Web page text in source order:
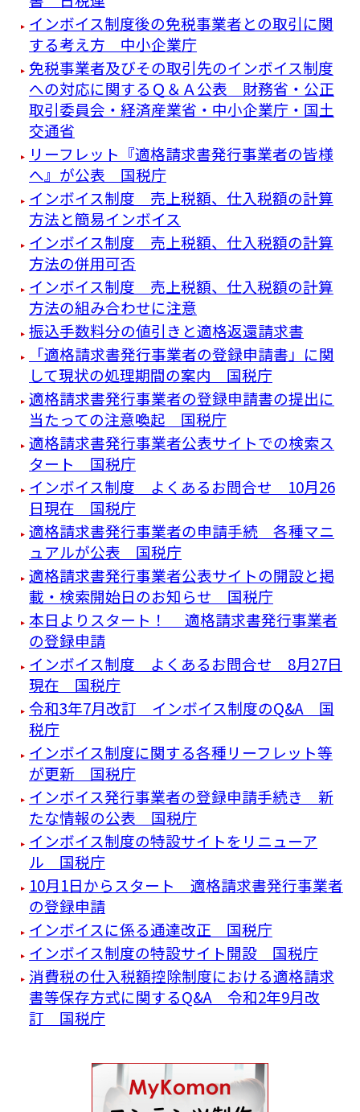
インボイス制度後の免税事業者との取引に関
する考え方 中小企業庁
免税事業者及びその取引先のインボイス制度
への対応に関するＱ＆Ａ公表 財務省・公正
取引委員会・経済産業省・中小企業庁・国土
交通省
リーフレット『適格請求書発⾏事業者の皆様
へ』が公表 国税庁
インボイス制度 売上税額、仕入税額の計算
方法と簡易インボイス
インボイス制度 売上税額、仕入税額の計算
方法の併用可否
インボイス制度 売上税額、仕入税額の計算
方法の組み合わせに注意
振込手数料分の値引きと適格返還請求書
「適格請求書発行事業者の登録申請書」に関
して現状の処理期間の案内 国税庁
適格請求書発行事業者の登録申請書の提出に
当たっての注意喚起 国税庁
適格請求書発行事業者公表サイトでの検索ス
タート 国税庁
インボイス制度 よくあるお問合せ 10月26
日現在 国税庁
適格請求書発行事業者の申請手続 各種マニ
ュアルが公表 国税庁
適格請求書発行事業者公表サイトの開設と掲
載・検索開始日のお知らせ 国税庁
本日よりスタート！ 適格請求書発行事業者
の登録申請
インボイス制度 よくあるお問合せ 8月27日
現在 国税庁
令和3年7月改訂 インボイス制度のQ&A 国
税庁
インボイス制度に関する各種リーフレット等
が更新 国税庁
インボイス発行事業者の登録申請手続き 新
たな情報の公表 国税庁
インボイス制度の特設サイトをリニューア
ル 国税庁
10月1日からスタート 適格請求書発行事業者
の登録申請
インボイスに係る通達改正 国税庁
インボイス制度の特設サイト開設 国税庁
消費税の仕入税額控除制度における適格請求
書等保存方式に関するQ&A 令和2年9月改
訂 国税庁